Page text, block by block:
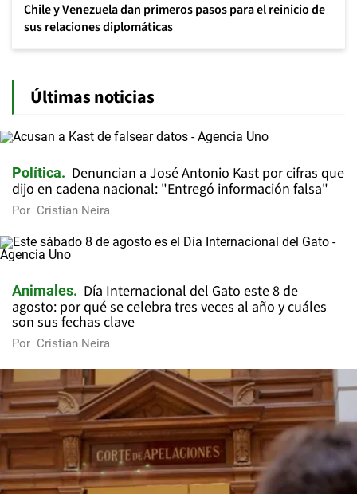
Chile y Venezuela dan primeros pasos para el reinicio de
sus relaciones diplomáticas
Últimas noticias
Política
Denuncian a José Antonio Kast por cifras que
dijo en cadena nacional: "Entregó información falsa"
Por Cristian Neira
Animales
Día Internacional del Gato este 8 de
agosto: por qué se celebra tres veces al año y cuáles
son sus fechas clave
Por Cristian Neira